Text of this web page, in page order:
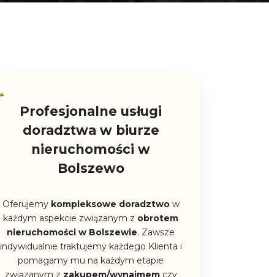
Profesjonalne usługi
doradztwa w biurze
nieruchomości w
Bolszewo
Oferujemy kompleksowe doradztwow
każdym aspekcie związanym z obrotem
nieruchomości w Bolszewie. Zawsze
indywidualnie traktujemy każdego Klienta i
pomagamy mu na każdym etapie
związanym z zakupem/wynajmemczy